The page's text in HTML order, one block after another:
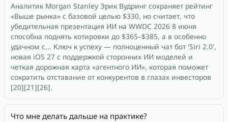
Аналитик Morgan Stanley Эрик Вудринг сохраняет рейтинг
«Выше рынка» с базовой целью $330, но считает, что
убедительная презентация ИИ на WWDC 2026 8 июня
способна поднять котировки до $365–$385, а в особенно
удачном с... Ключ к успеху — полноценный чат бот 'Siri 2.0',
новая iOS 27 с поддержкой сторонних ИИ моделей и
четкая дорожная карта «агентного ИИ», которая поможет
сократить отставание от конкурентов в глазах инвесторов
[20][21][26].
Что мне делать дальше на практике?